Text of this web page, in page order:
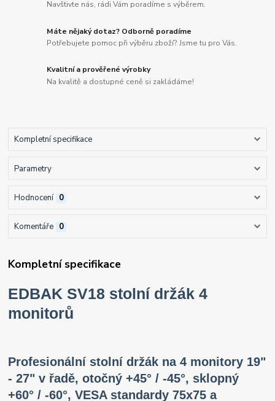
Navštivte nás, rádi Vám poradíme s výběrem.
Máte nějaký dotaz? Odborně poradíme
Potřebujete pomoc při výběru zboží? Jsme tu pro Vás.
Kvalitní a prověřené výrobky
Na kvalitě a dostupné ceně si zakládáme!
Kompletní specifikace
Parametry
Hodnocení 0
Komentáře 0
Kompletní specifikace
EDBAK SV18 stolní držák 4
monitorů
Profesionální stolní držák na 4 monitory 19"
- 27" v řadě, otočný +45° / -45°, sklopný
+60° / -60°, VESA standardy 75x75 a